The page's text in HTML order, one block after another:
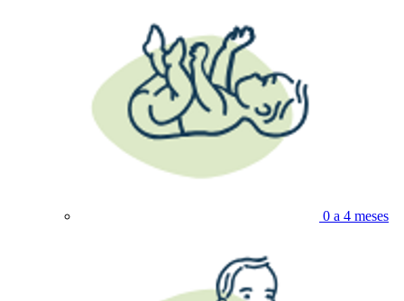
0 a 4 meses